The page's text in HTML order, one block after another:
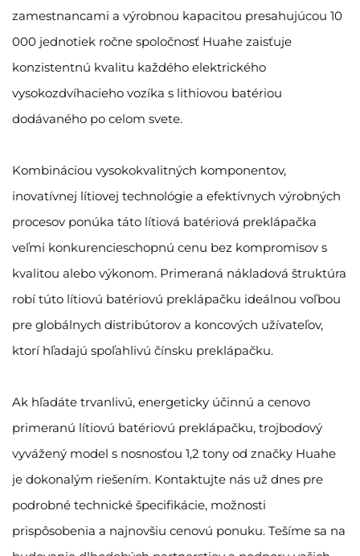
zamestnancami a výrobnou kapacitou presahujúcou 10
000 jednotiek ročne spoločnosť Huahe zaisťuje
konzistentnú kvalitu každého elektrického
vysokozdvíhacieho vozíka s lithiovou batériou
dodávaného po celom svete.
Kombináciou vysokokvalitných komponentov,
inovatívnej lítiovej technológie a efektívnych výrobných
procesov ponúka táto lítiová batériová preklápačka
veľmi konkurencieschopnú cenu bez kompromisov s
kvalitou alebo výkonom. Primeraná nákladová štruktúra
robí túto lítiovú batériovú preklápačku ideálnou voľbou
pre globálnych distribútorov a koncových užívateľov,
ktorí hľadajú spoľahlivú čínsku preklápačku.
Ak hľadáte trvanlivú, energeticky účinnú a cenovo
primeranú lítiovú batériovú preklápačku, trojbodový
vyvážený model s nosnosťou 1,2 tony od značky Huahe
je dokonalým riešením. Kontaktujte nás už dnes pre
podrobné technické špecifikácie, možnosti
prispôsobenia a najnovšiu cenovú ponuku. Tešíme sa na